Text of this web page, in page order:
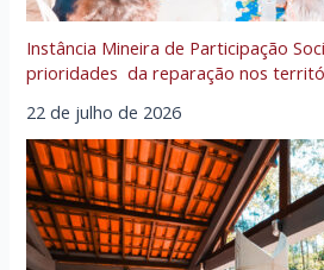
Instância Mineira de Participação
prioridades da reparação nos
22 de julho de 2026